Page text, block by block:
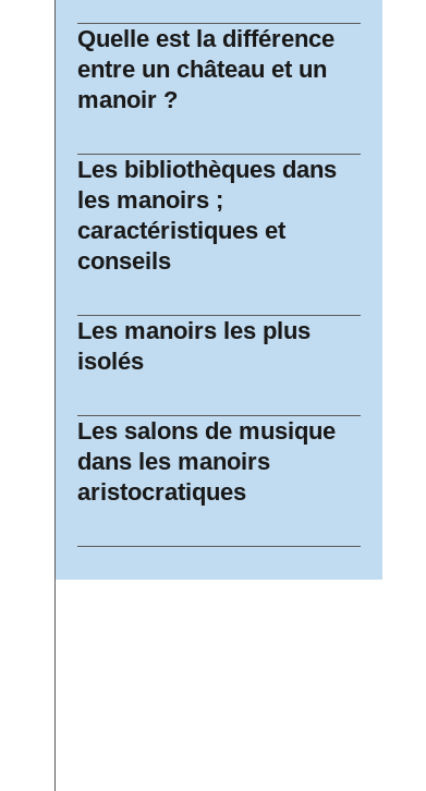
Quelle est la différence
entre un château et un
manoir ?
Les bibliothèques dans
les manoirs ;
caractéristiques et
conseils
Les manoirs les plus
isolés
Les salons de musique
dans les manoirs
aristocratiques